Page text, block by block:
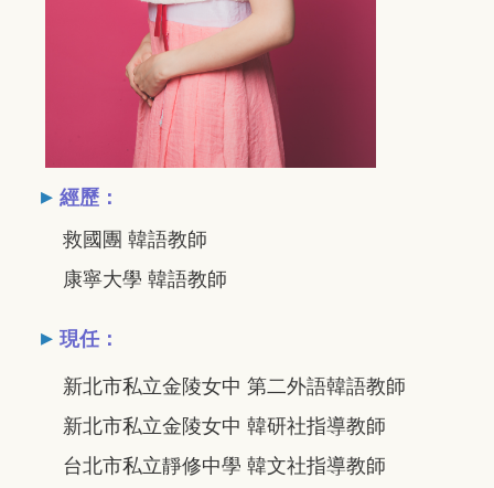
▸ 經歷：
救國團 韓語教師
康寧大學 韓語教師
▸ 現任：
新北市私立金陵女中 第二外語韓語教師
新北市私立金陵女中 韓研社指導教師
台北市私立靜修中學 韓文社指導教師